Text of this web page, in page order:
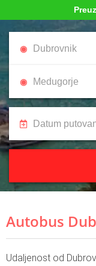
Autobus
Udaljenost od